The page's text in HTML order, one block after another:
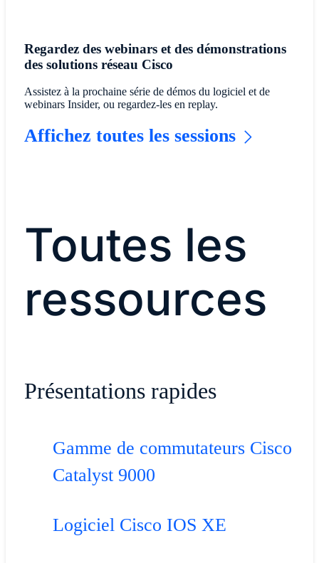
Regardez des webinars et des démonstrations
des solutions réseau Cisco
Assistez à la prochaine série de démos du logiciel et de
webinars Insider, ou regardez-les en replay.
Affichez toutes les sessions
Toutes les
ressources
Présentations rapides
Gamme de commutateurs Cisco
Catalyst 9000
Logiciel Cisco IOS XE